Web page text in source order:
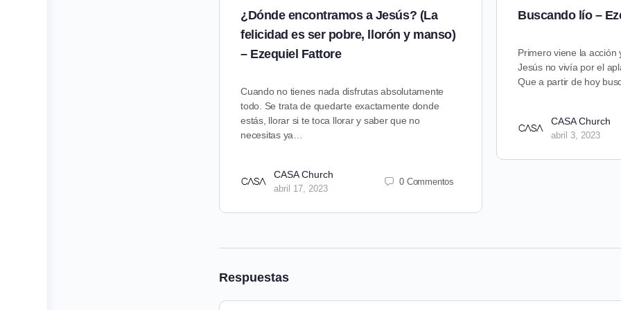
¿Dónde encontramos a Jesús? (La
felicidad es ser pobre, llorón y manso)
– Ezequiel Fattore
Cuando no tienes nada disfrutas absolutamente
todo. Se trata de quedarte exactamente donde
estás, llorar si te toca llorar y saber que no
necesitas ya…
CASA Church
abril 17, 2023
0 Commentos
Buscando lío –
Primero viene la acción
Jesús no vivía por el
Que a partir de hoy
CASA Church
abril 3, 2023
Respuestas